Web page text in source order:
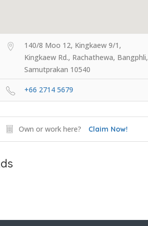
140/8 Moo 12, Kingkaew 9/1,
Kingkaew Rd., Rachathewa, Bangphli,
Samutprakan 10540
+66 2714 5679
Own or work here? Claim Now!